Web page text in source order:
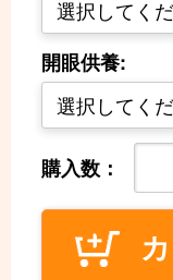
開眼供養:
購入数：